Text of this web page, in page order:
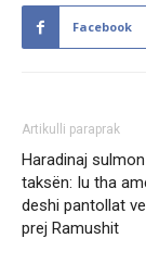
Facebook
Artikulli paraprak
Haradinaj
taksën: Iu tha
deshi pantollat
prej Ramushit